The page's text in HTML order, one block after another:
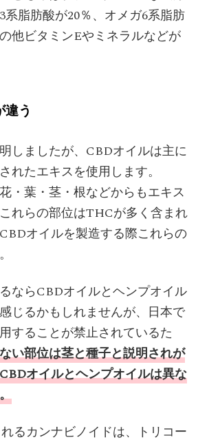
脂肪酸が20％、オメガ6系脂肪
他ビタミンEやミネラルなどが
う
しましたが、CBDオイルは主に
れたエキスを使用します。
・葉・茎・根などからもエキス
れらの部位はTHCが多く含まれ
オイルを製造する際これらの
ならCBDオイルとヘンプオイル
じるかもしれませんが、日本で
することが禁止されているた
い部位は茎と種子と説明されが
オイルとヘンプオイルは異な
るカンナビノイドは、トリコー